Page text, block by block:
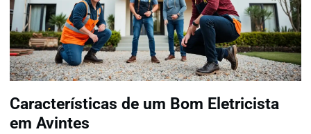
Características de um Bom Eletricista
em Avintes